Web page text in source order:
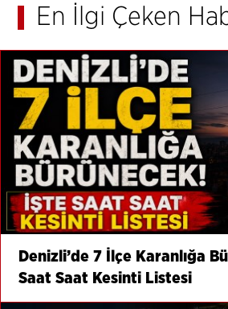
En İlgi Çeken
Denizli’de 7 İlçe Karanlığa
Saat Saat Kesinti Listesi